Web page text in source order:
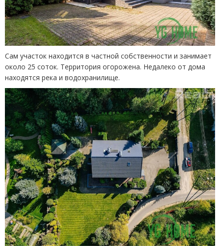
Сам участок находится в частной собственности и занимает
около 25 соток. Территория огорожена. Недалеко от дома
находятся река и водохранилище.